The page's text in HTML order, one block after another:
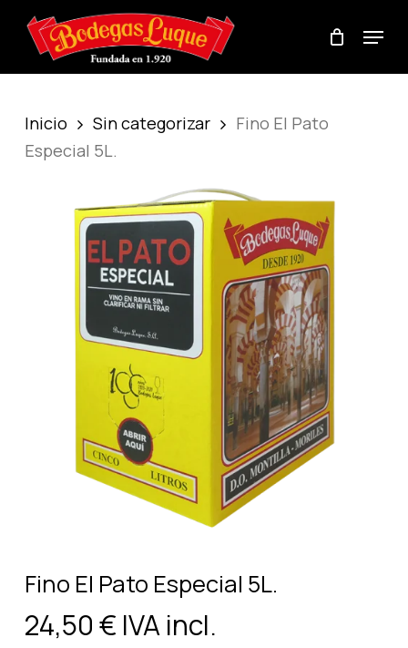
main
content
Menu
Cart Close
Inicio Sin categorizar
Fino El Pato
Especial 5L.
Fino El Pato Especial 5L.
24,50€ IVA incl.